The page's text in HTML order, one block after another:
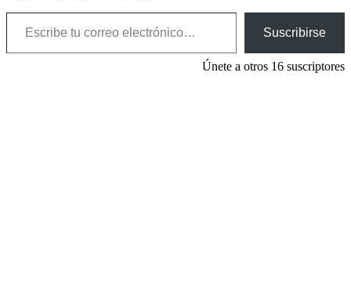
Escribe tu correo electrónico…
Suscribirse
Únete a otros 16 suscriptores